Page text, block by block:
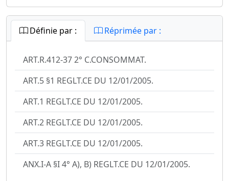
Définie par : Réprimée par :
ART.R.412-37 2° C.CONSOMMAT.
ART.5 §1 REGLT.CE DU 12/01/2005.
ART.1 REGLT.CE DU 12/01/2005.
ART.2 REGLT.CE DU 12/01/2005.
ART.3 REGLT.CE DU 12/01/2005.
ANX.I-A §I 4° A), B) REGLT.CE DU 12/01/2005.